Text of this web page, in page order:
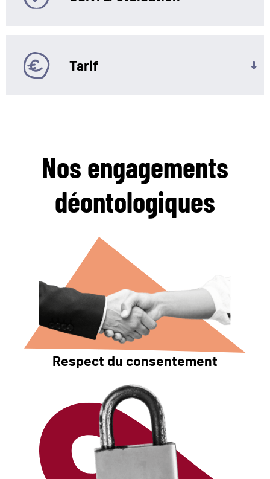
Tarif
Nos engagements
déontologiques
Respect du consentement